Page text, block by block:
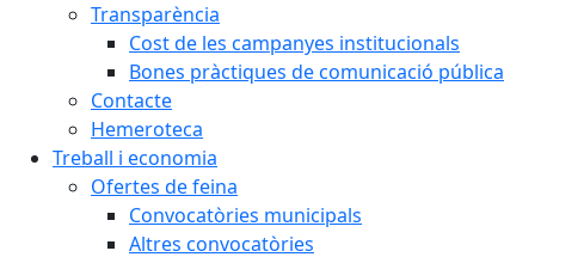
Transparència
Cost de les campanyes institucionals
Bones pràctiques de comunicació pública
Contacte
Hemeroteca
Treball i economia
Ofertes de feina
Convocatòries municipals
Altres convocatòries